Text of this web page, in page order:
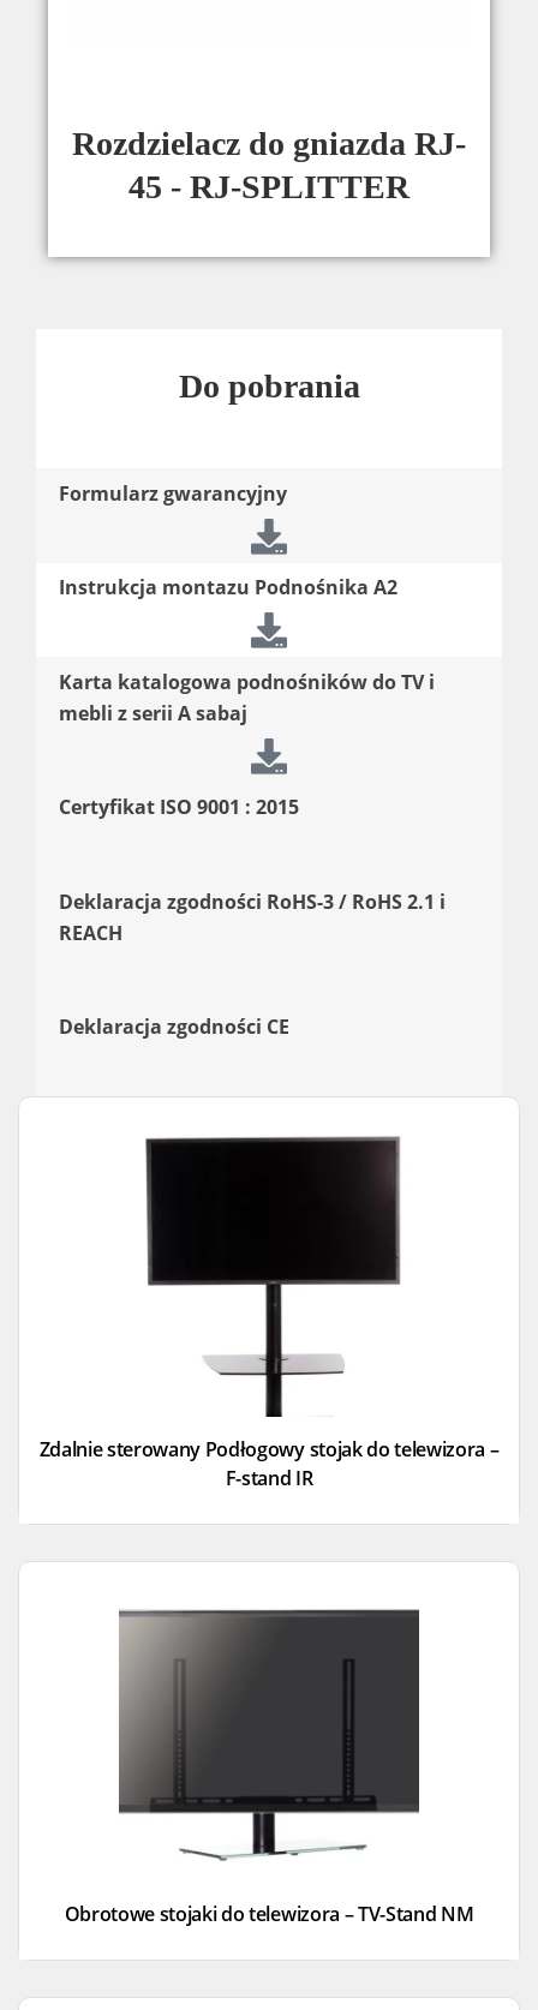
Rozdzielacz do gniazda RJ-
45 - RJ-SPLITTER
Do pobrania
Formularz gwarancyjny
Instrukcja montazu Podnośnika A2
Karta katalogowa podnośników do TV i
mebli z serii A sabaj
Certyfikat ISO 9001 : 2015
Deklaracja zgodności RoHS-3 / RoHS 2.1 i
REACH
Deklaracja zgodności CE
Zdalnie sterowany Podłogowy stojak do telewizora –
F-stand IR
Obrotowe stojaki do telewizora – TV-Stand NM